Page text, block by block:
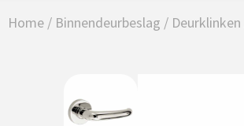
Home / Binnendeurbeslag / Deurklinken